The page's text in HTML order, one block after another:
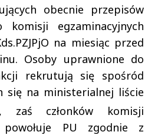
obecnie przepisów
komisji egzaminacyjnych
na miesiąc przed
Osoby uprawnione do
rekrutują się spośród
się na ministerialnej liście
, zaś członków komisji
powołuje PU zgodnie z